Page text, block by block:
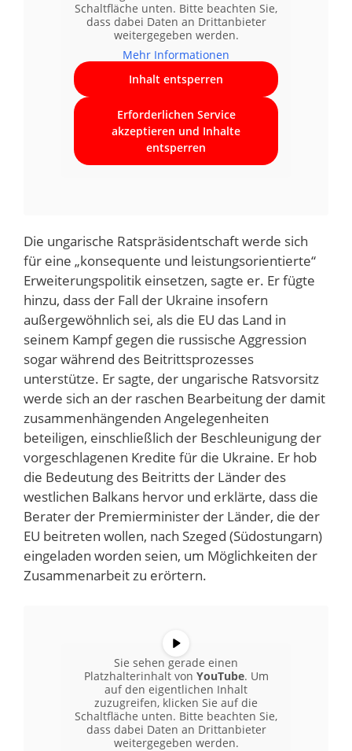
Schaltfläche unten. Bitte beachten Sie,
dass dabei Daten an Drittanbieter
weitergegeben werden.
Mehr Informationen
Inhalt entsperren
Erforderlichen Service
akzeptieren und Inhalte
entsperren
Die ungarische Ratspräsidentschaft werde sich
für eine „konsequente und leistungsorientierte“
Erweiterungspolitik einsetzen, sagte er. Er fügte
hinzu, dass der Fall der Ukraine insofern
außergewöhnlich sei, als die EU das Land in
seinem Kampf gegen die russische Aggression
sogar während des Beitrittsprozesses
unterstütze. Er sagte, der ungarische Ratsvorsitz
werde sich an der raschen Bearbeitung der damit
zusammenhängenden Angelegenheiten
beteiligen, einschließlich der Beschleunigung der
vorgeschlagenen Kredite für die Ukraine. Er hob
die Bedeutung des Beitritts der Länder des
westlichen Balkans hervor und erklärte, dass die
Berater der Premierminister der Länder, die der
EU beitreten wollen, nach Szeged (Südostungarn)
eingeladen worden seien, um Möglichkeiten der
Zusammenarbeit zu erörtern.
Sie sehen gerade einen
Platzhalterinhalt von YouTube. Um
auf den eigentlichen Inhalt
zuzugreifen, klicken Sie auf die
Schaltfläche unten. Bitte beachten Sie,
dass dabei Daten an Drittanbieter
weitergegeben werden.